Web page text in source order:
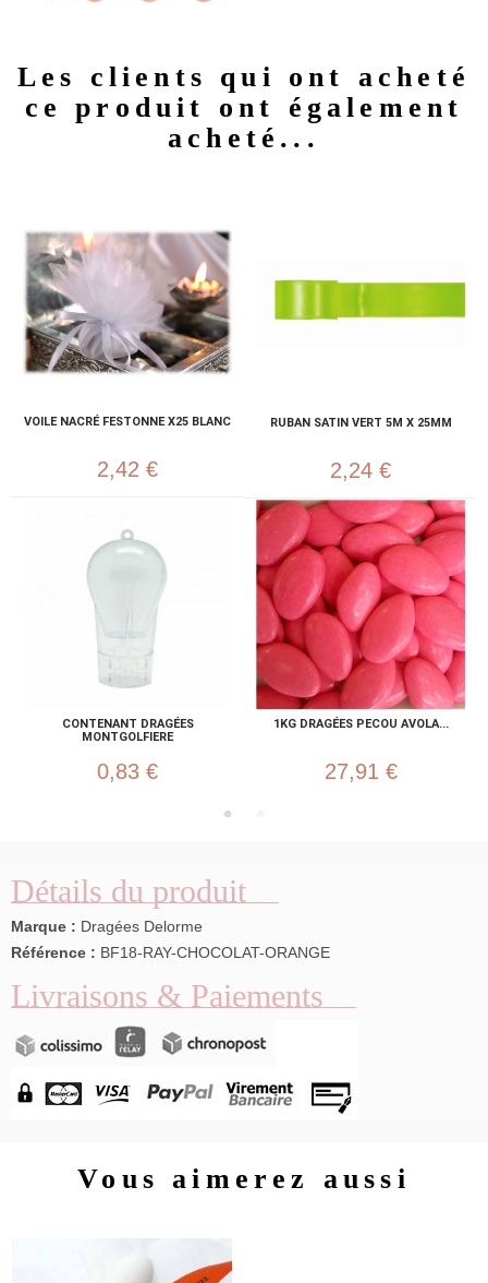
Les clients qui ont acheté
ce produit ont également
acheté...
VOILE NACRÉ FESTONNE X25 BLANC
2,42 €
RUBAN SATIN VERT 5M X 25MM
2,24 €
CONTENANT DRAGÉES
MONTGOLFIERE
0,83 €
1KG DRAGÉES PECOU AVOLA...
27,91 €
Détails du produit
Marque : Dragées Delorme
Référence : BF18-RAY-CHOCOLAT-ORANGE
Livraisons & Paiements
Vous aimerez aussi